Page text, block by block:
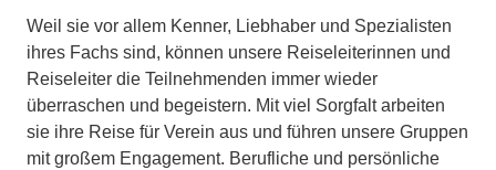
Weil sie vor allem Kenner, Liebhaber und Spezialisten
ihres Fachs sind, können unsere Reiseleiterinnen und
Reiseleiter die Teilnehmenden immer wieder
überraschen und begeistern. Mit viel Sorgfalt arbeiten
sie ihre Reise für Verein aus und führen unsere Gruppen
mit großem Engagement. Berufliche und persönliche